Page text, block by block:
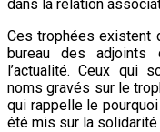
dans la relation
Ces trophées existent
bureau des
l’actualité. Ceux qui
noms gravés sur le
qui rappelle le
été mis sur la